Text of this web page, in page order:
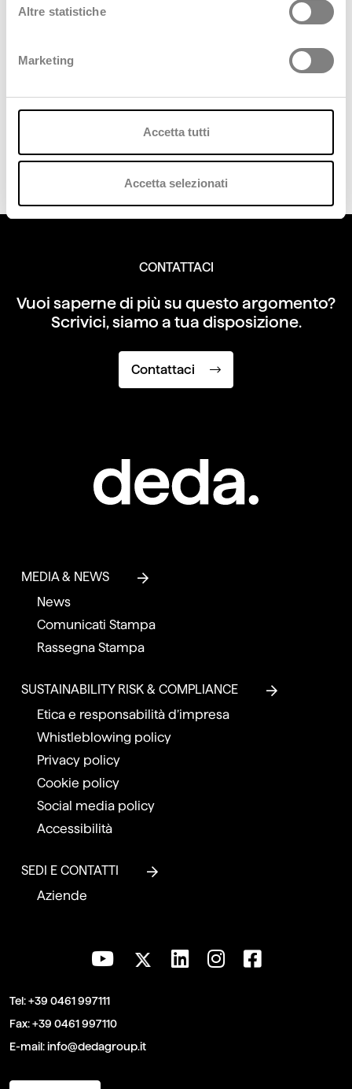
Altre statistiche
Marketing
Accetta tutti
Accetta selezionati
La posizione finanziaria netta bancaria si
attesta a 47,5 milioni di euro, con un
rapporto PFN/EBITDA pari a 0,87 volte.
CONTATTACI
Vuoi saperne di più su questo argomento?
Scrivici, siamo a tua disposizione.
Contattaci
MEDIA & NEWS
News
Comunicati Stampa
Rassegna Stampa
SUSTAINABILITY RISK & COMPLIANCE
Etica e responsabilità d’impresa
Whistleblowing policy
Privacy policy
Cookie policy
Social media policy
Accessibilità
SEDI E CONTATTI
Aziende
Tel:+39 0461 997111
Fax:+39 0461 997110
E-mail:info@dedagroup.it